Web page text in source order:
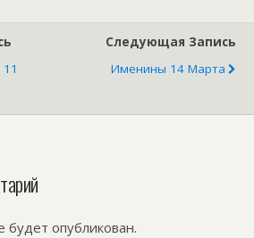
Следующая Запись
Именины 14 Марта
будет опубликован.